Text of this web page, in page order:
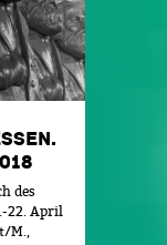
des
22. April
M.,